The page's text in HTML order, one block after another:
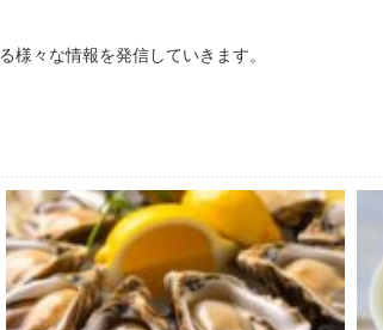
様々な情報を発信していきます。